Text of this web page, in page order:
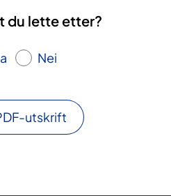
du lette etter?
Nei
utskrift